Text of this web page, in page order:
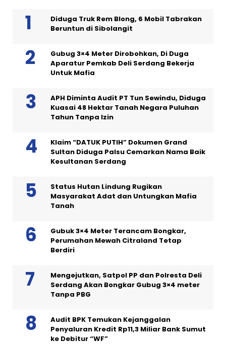
Diduga Truk Rem Blong, 6 Mobil Tabrakan
Beruntun di Sibolangit
Gubug 3×4 Meter Dirobohkan, Di Duga
Aparatur Pemkab Deli Serdang Bekerja
Untuk Mafia
APH Diminta Audit PT Tun Sewindu, Diduga
Kuasai 48 Hektar Tanah Negara Puluhan
Tahun Tanpa Izin
Klaim “DATUK PUTIH” Dokumen Grand
Sultan Diduga Palsu Cemarkan Nama Baik
Kesultanan Serdang
Status Hutan Lindung Rugikan
Masyarakat Adat dan Untungkan Mafia
Tanah
Gubuk 3×4 Meter Terancam Bongkar,
Perumahan Mewah Citraland Tetap
Berdiri
Mengejutkan, Satpol PP dan Polresta Deli
Serdang Akan Bongkar Gubug 3×4 meter
Tanpa PBG
Audit BPK Temukan Kejanggalan
Penyaluran Kredit Rp11,3 Miliar Bank Sumut
ke Debitur “WF”